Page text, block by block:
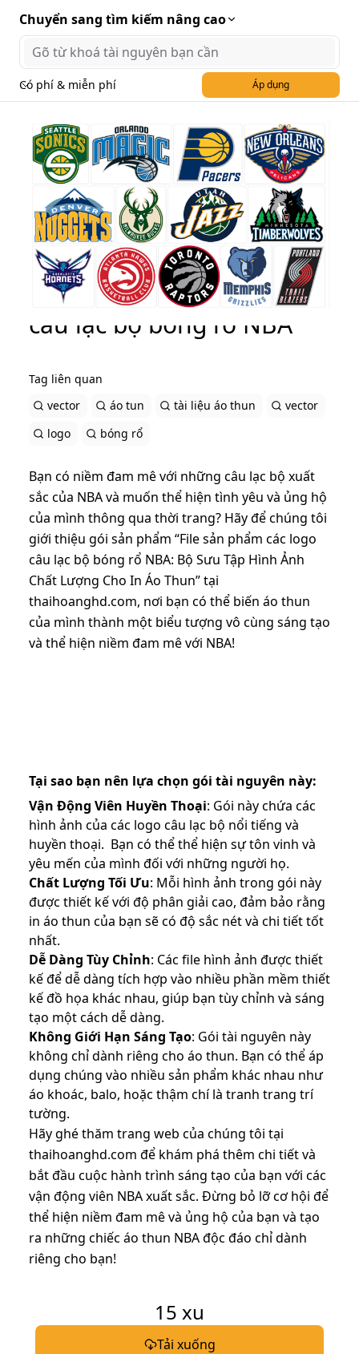
Chuyển sang tìm kiếm nâng cao
Có phí & miễn phí Áp dụng
File sản phẩm các logo
câu lạc bộ bóng rổ NBA
Tag liên quan
vector
áo tun tài liệu áo thun
vector
logo
bóng rổ
Bạn có niềm đam mê với những câu lạc bộ xuất
sắc của NBA và muốn thể hiện tình yêu và ủng hộ
của mình thông qua thời trang? Hãy để chúng tôi
giới thiệu gói sản phẩm “File sản phẩm các logo
câu lạc bộ bóng rổ NBA: Bộ Sưu Tập Hình Ảnh
Chất Lượng Cho In Áo Thun” tại
thaihoanghd.com, nơi bạn có thể biến áo thun
của mình thành một biểu tượng vô cùng sáng tạo
và thể hiện niềm đam mê với NBA!
Tại sao bạn nên lựa chọn gói tài nguyên này:
Vận Động Viên Huyền Thoại: Gói này chứa các
hình ảnh của các logo câu lạc bộ nổi tiếng và
huyền thoại. Bạn có thể thể hiện sự tôn vinh và
yêu mến của mình đối với những người họ.
Chất Lượng Tối Ưu: Mỗi hình ảnh trong gói này
được thiết kế với độ phân giải cao, đảm bảo rằng
in áo thun của bạn sẽ có độ sắc nét và chi tiết tốt
nhất.
Dễ Dàng Tùy Chỉnh: Các file hình ảnh được thiết
kế để dễ dàng tích hợp vào nhiều phần mềm thiết
kế đồ họa khác nhau, giúp bạn tùy chỉnh và sáng
tạo một cách dễ dàng.
Không Giới Hạn Sáng Tạo: Gói tài nguyên này
không chỉ dành riêng cho áo thun. Bạn có thể áp
dụng chúng vào nhiều sản phẩm khác nhau như
áo khoác, balo, hoặc thậm chí là tranh trang trí
tường.
Hãy ghé thăm trang web của chúng tôi tại
thaihoanghd.com để khám phá thêm chi tiết và
bắt đầu cuộc hành trình sáng tạo của bạn với các
vận động viên NBA xuất sắc. Đừng bỏ lỡ cơ hội để
thể hiện niềm đam mê và ủng hộ của bạn và tạo
ra những chiếc áo thun NBA độc đáo chỉ dành
riêng cho bạn!
15 xu
Tải xuống